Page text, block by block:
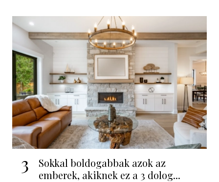
3
Sokkal boldogabbak azok az
emberek, akiknek ez a 3 dolog...